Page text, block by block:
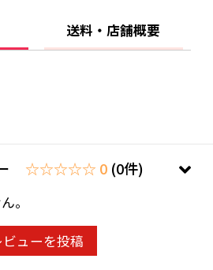
送料・店舗概要
☆☆☆☆☆ 0 (0件)
。
ビューを投稿